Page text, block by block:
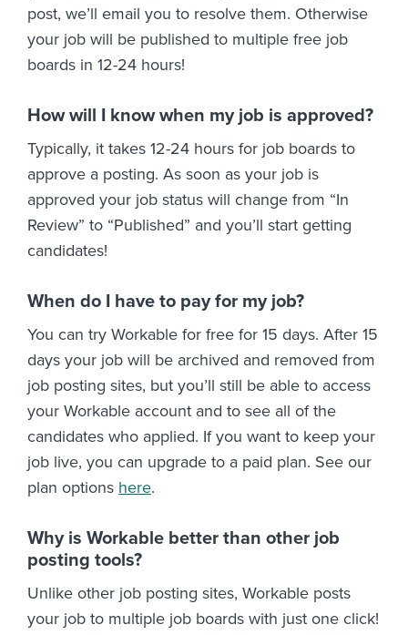
post, we’ll email you to resolve them. Otherwise
your job will be published to multiple free job
boards in 12-24 hours!
How will I know when my job is approved?
Typically, it takes 12-24 hours for job boards to
approve a posting. As soon as your job is
approved your job status will change from “In
Review” to “Published” and you’ll start getting
candidates!
When do I have to pay for my job?
You can try Workable for free for 15 days. After 15
days your job will be archived and removed from
job posting sites, but you’ll still be able to access
your Workable account and to see all of the
candidates who applied. If you want to keep your
job live, you can upgrade to a paid plan. See our
plan options here.
Why is Workable better than other job
posting tools?
Unlike other job posting sites, Workable posts
your job to multiple job boards with just one click!